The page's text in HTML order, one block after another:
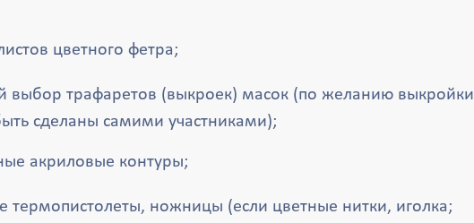
цветного фетра;
выбор трафаретов (выкроек) масок (по желанию выкройки
сделаны самими участниками);
акриловые контуры;
термопистолеты, ножницы (если цветные нитки, иголка;